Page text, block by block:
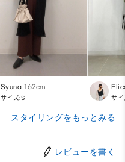
Syuna 162cm
サイズ:S サ
スタイリングをもっとみる
レビューを書く